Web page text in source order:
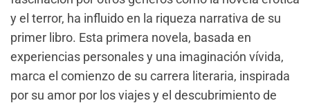
y el terror, ha influido en la riqueza narrativa de su
primer libro. Esta primera novela, basada en
experiencias personales y una imaginación vívida,
marca el comienzo de su carrera literaria, inspirada
por su amor por los viajes y el descubrimiento de